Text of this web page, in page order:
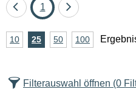
Eine
zurück
Seite
1
Eine
vor
A
z
10Ergebnisse
25Ergebnisse
50Ergebnisse
100
Filterauswahl öffnen (0